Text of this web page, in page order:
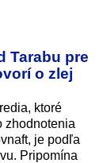
Tarabu pre
o zlej
ktoré
zhodnotenia
je podľa
Pripomína